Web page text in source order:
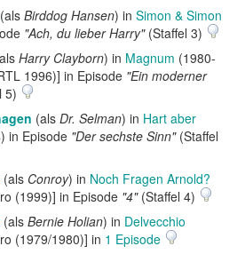
(als Birddog Hansen) in Simon & Simon
"Ach, du lieber Harry"(Staffel 3)
Harry Clayborn) in Magnum (1980-
1996)] in Episode "Ein moderner
5)
(als Dr. Selman) in Hart aber
in Episode "Der sechste Sinn"(Staffel
(als Conroy) in Noch Fragen Arnold?
(1999)] in Episode "4"(Staffel 4)
(als Bernie Holian) in Delvecchio
(1979/1980)] in 1 Episode